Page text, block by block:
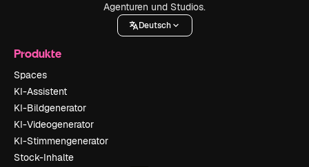
Agenturen und Studios.
Deutsch
Produkte
Spaces
KI-Assistent
KI-Bildgenerator
KI-Videogenerator
KI-Stimmengenerator
Stock-Inhalte